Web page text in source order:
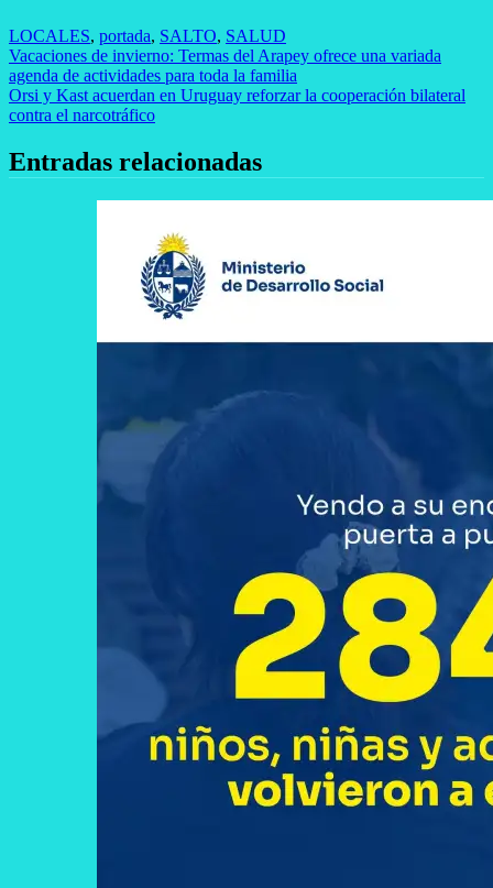
LOCALES, portada, SALTO, SALUD
Navegación
de
entradas
Vacaciones de invierno: Termas del Arapey ofrece una variada
agenda de actividades para toda la familia
Orsi y Kast acuerdan en Uruguay reforzar la cooperación bilateral
contra el narcotráfico
Entradas relacionadas